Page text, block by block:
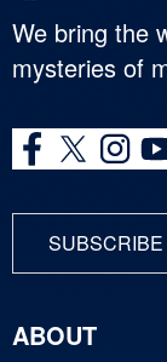
We bring the
mysteries of
ABOUT